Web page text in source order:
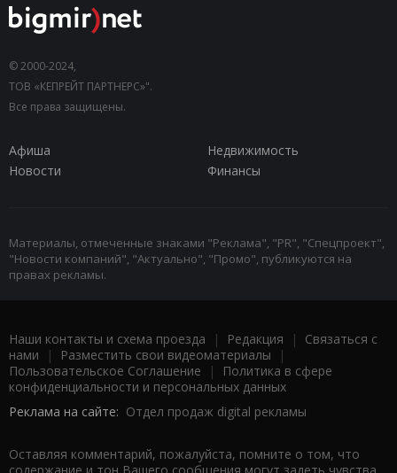
© 2000-2024,
ТОВ «КЕПРЕЙТ ПАРТНЕРС»".
Все права защищены.
Афиша
Недвижимость
Новости
Финансы
Материалы, отмеченные знаками "Реклама", "PR", "Спецпроект",
"Новости компаний", "Актуально", "Промо", публикуются на
правах рекламы.
Наши контакты и схема проезда | Редакция | Связаться с
нами | Разместить свои видеоматериалы |
Пользовательское Соглашение |
Политика в сфере
конфиденциальности и персональных данных
Реклама на сайте: Отдел продаж digital рекламы
Оставляя комментарий, пожалуйста, помните о том, что